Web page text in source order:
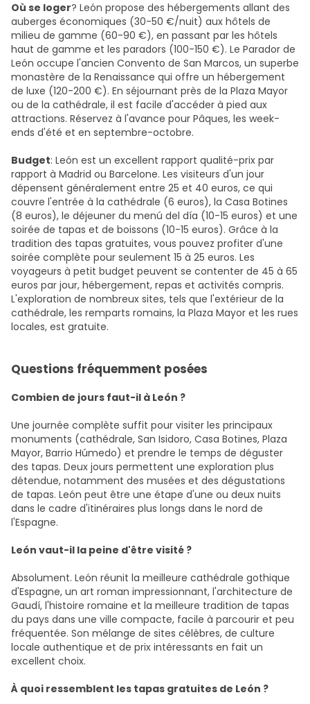
Où se loger? León propose des hébergements allant des
auberges économiques (30-50 €/nuit) aux hôtels de
milieu de gamme (60-90 €), en passant par les hôtels
haut de gamme et les paradors (100-150 €). Le Parador de
León occupe l'ancien Convento de San Marcos, un superbe
monastère de la Renaissance qui offre un hébergement
de luxe (120-200 €). En séjournant près de la Plaza Mayor
ou de la cathédrale, il est facile d'accéder à pied aux
attractions. Réservez à l'avance pour Pâques, les week-
ends d'été et en septembre-octobre.
Budget: León est un excellent rapport qualité-prix par
rapport à Madrid ou Barcelone. Les visiteurs d'un jour
dépensent généralement entre 25 et 40 euros, ce qui
couvre l'entrée à la cathédrale (6 euros), la Casa Botines
(8 euros), le déjeuner du menú del día (10-15 euros) et une
soirée de tapas et de boissons (10-15 euros). Grâce à la
tradition des tapas gratuites, vous pouvez profiter d'une
soirée complète pour seulement 15 à 25 euros. Les
voyageurs à petit budget peuvent se contenter de 45 à 65
euros par jour, hébergement, repas et activités compris.
L'exploration de nombreux sites, tels que l'extérieur de la
cathédrale, les remparts romains, la Plaza Mayor et les rues
locales, est gratuite.
Questions fréquemment posées
Combien de jours faut-il à León ?
Une journée complète suffit pour visiter les principaux
monuments (cathédrale, San Isidoro, Casa Botines, Plaza
Mayor, Barrio Húmedo) et prendre le temps de déguster
des tapas. Deux jours permettent une exploration plus
détendue, notamment des musées et des dégustations
de tapas. León peut être une étape d'une ou deux nuits
dans le cadre d'itinéraires plus longs dans le nord de
l'Espagne.
León vaut-il la peine d'être visité ?
Absolument. León réunit la meilleure cathédrale gothique
d'Espagne, un art roman impressionnant, l'architecture de
Gaudí, l'histoire romaine et la meilleure tradition de tapas
du pays dans une ville compacte, facile à parcourir et peu
fréquentée. Son mélange de sites célèbres, de culture
locale authentique et de prix intéressants en fait un
excellent choix.
À quoi ressemblent les tapas gratuites de León ?